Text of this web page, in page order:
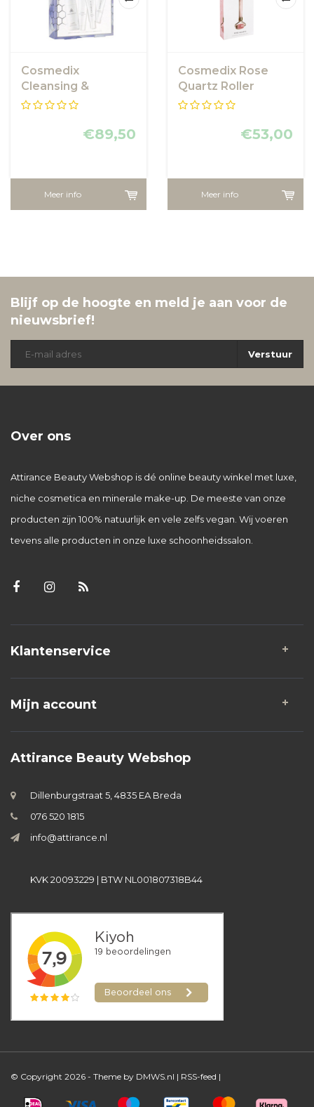
Cosmedix
Cleansing &
Clarifying Kit
€89,50
Meer info
Cosmedix Rose
Quartz Roller
€53,00
Meer info
Blijf op de hoogte en meld je aan voor de
nieuwsbrief!
Verstuur
Over ons
Attirance Beauty Webshop is dé online beauty winkel met luxe,
niche cosmetica en minerale make-up. De meeste van onze
producten zijn 100% natuurlijk en vele zelfs vegan. Wij voeren
tevens alle producten in onze luxe schoonheidssalon.
Klantenservice
Mijn account
Attirance Beauty Webshop
Dillenburgstraat 5, 4835 EA Breda
076 520 1815
info@attirance.nl
KVK 20093229 | BTW NL001807318B44
© Copyright 2026 - Theme by DMWS.nl | RSS-feed |